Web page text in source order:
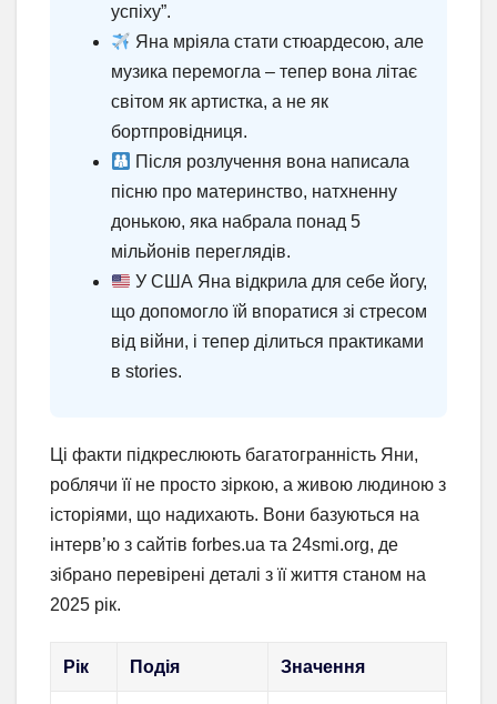
успіху”.
Яна мріяла стати стюардесою, але
музика перемогла – тепер вона літає
світом як артистка, а не як
бортпровідниця.
Після розлучення вона написала
пісню про материнство, натхненну
донькою, яка набрала понад 5
мільйонів переглядів.
У США Яна відкрила для себе йогу,
що допомогло їй впоратися зі стресом
від війни, і тепер ділиться практиками
в stories.
Ці факти підкреслюють багатогранність Яни,
роблячи її не просто зіркою, а живою людиною з
історіями, що надихають. Вони базуються на
інтерв’ю з сайтів forbes.ua та 24smi.org, де
зібрано перевірені деталі з її життя станом на
2025 рік.
Рік Подія Значення